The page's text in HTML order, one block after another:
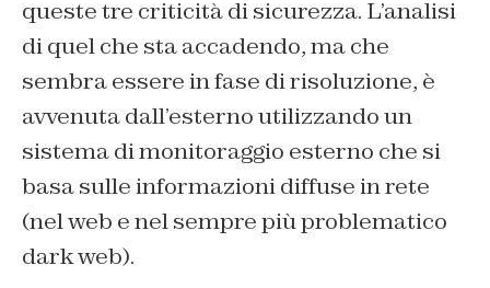
queste tre criticità di sicurezza. L’analisi
di quel che sta accadendo, ma che
sembra essere in fase di risoluzione, è
avvenuta dall’esterno utilizzando un
sistema di monitoraggio esterno che si
basa sulle informazioni diffuse in rete
(nelweb e nel sempre più problematico
dark web).